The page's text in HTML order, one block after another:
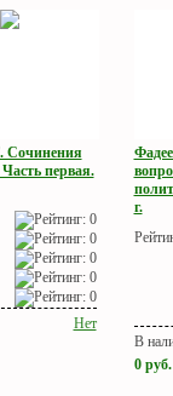
Сочинения
первая.
Нет
г.
В
0 руб.